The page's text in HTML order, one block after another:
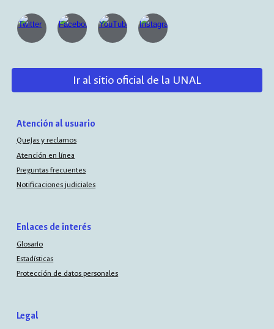
Ir al sitio oficial de la UNAL
Atención al usuario
Quejas y reclamos
Atención en línea
Preguntas frecuentes
Notificaciones judiciales
Enlaces de interés
Glosario
Estadísticas
Protección de datos personales
Legal